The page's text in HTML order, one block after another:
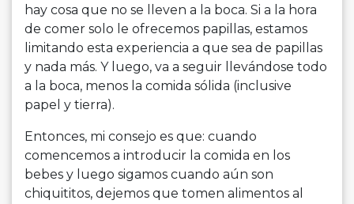
hay cosa que no se lleven a la boca. Si a la hora
de comer solo le ofrecemos papillas, estamos
limitando esta experiencia a que sea de papillas
y nada más. Y luego, va a seguir llevándose todo
a la boca, menos la comida sólida (inclusive
papel y tierra).
Entonces, mi consejo es que: cuando
comencemos a introducir la comida en los
bebes y luego sigamos cuando aún son
chiquititos, dejemos que tomen alimentos al